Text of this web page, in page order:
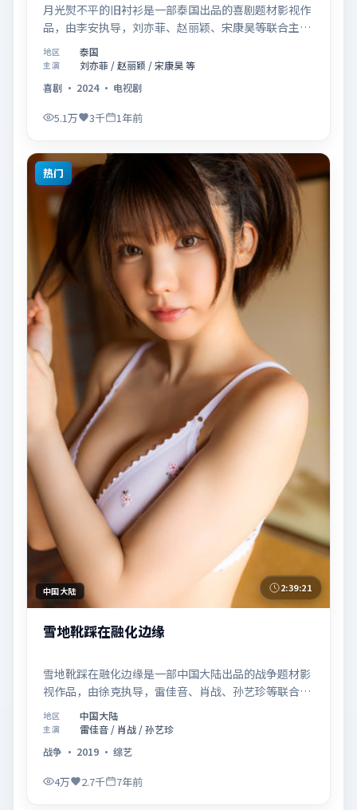
月光熨不平的旧衬衫是一部泰国出品的喜剧题材影视作
品，由李安执导，刘亦菲、赵丽颖、宋康昊等联合主
演，于2024年11月18日在院线首映。影片围绕「爱的
迟疑与勇敢迈出的一步」展开叙事，镜头语言克制而富
有张力，节奏起伏得当，人物弧光完整；配乐与场面调
度强化了类型片的观感体验，亦留有可供解读的细节空
间，适合关注现实主义叙事与人物关系的观众观看与收
地区 泰国
主演
刘亦菲 / 赵丽颖 / 宋康昊 等
喜剧 · 2024· 电视剧
5.1万 3千 1年前
热门
中国大陆 2:39:21
雪地靴踩在融化边缘
雪地靴踩在融化边缘是一部中国大陆出品的战争题材影
视作品，由徐克执导，雷佳音、肖战、孙艺珍等联合主
演，于2019年07月26日在院线首映。影片围绕「记忆
拼图里的真相碎片」展开叙事，镜头语言克制而富有张
力，节奏起伏得当，人物弧光完整；配乐与场面调度强
化了类型片的观感体验，亦留有可供解读的细节空间，
适合关注现实主义叙事与人物关系的观众观看与收藏。
地区 中国大陆
主演
雷佳音 / 肖战 / 孙艺珍
战争 · 2019 · 综艺
4万 2.7千 7年前